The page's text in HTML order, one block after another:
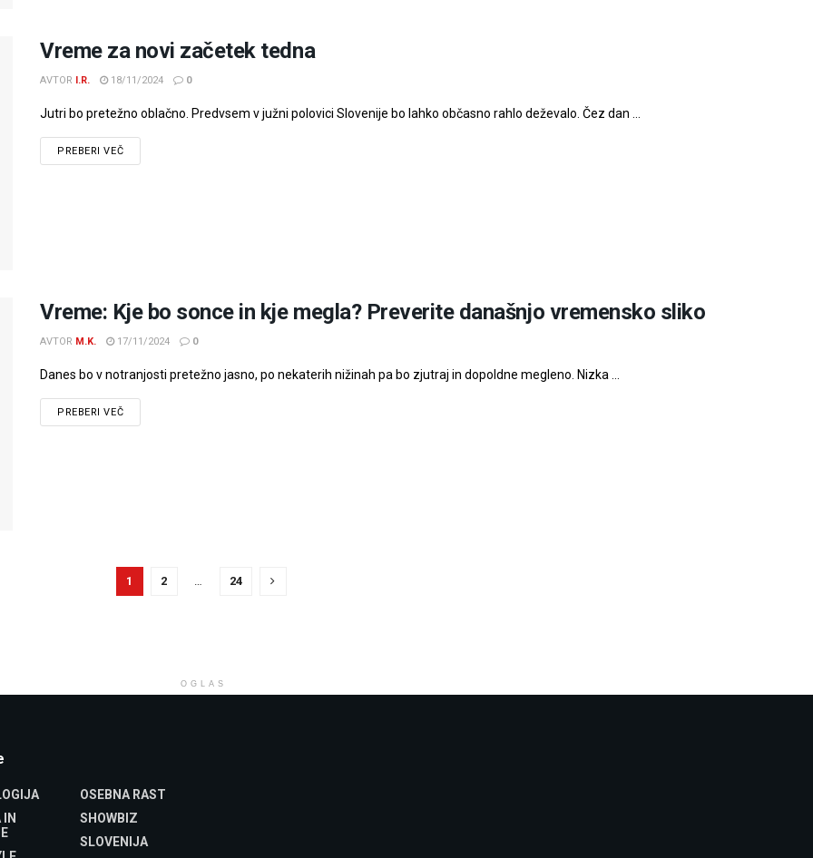
Vreme za novi začetek tedna
AVTOR I.R. 18/11/2024 0
Jutri bo pretežno oblačno. Predvsem v južni polovici Slovenije bo lahko občasno rahlo deževalo. Čez dan ...
PREBERI VEČ
Vreme: Kje bo sonce in kje megla? Preverite današnjo vremensko sliko
AVTOR M.K. 17/11/2024 0
Danes bo v notranjosti pretežno jasno, po nekaterih nižinah pa bo zjutraj in dopoldne megleno. Nizka ...
PREBERI VEČ
1 2 24
OGLAS
IN
OSEBNA RAST
SHOWBIZ
SLOVENIJA